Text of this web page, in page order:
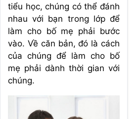
tiểu học, chúng có thể đánh
nhau với bạn trong lớp để
làm cho bố mẹ phải bước
vào. Về căn bản, đó là cách
của chúng để làm cho bố
mẹ phải dành thời gian với
chúng.